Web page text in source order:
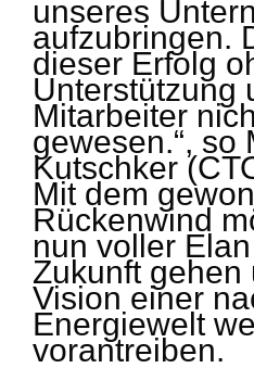
unseres
aufzubringen.
dieser Erfolg
Unterstützung
Mitarbeiter
gewesen.“, so
Kutschker
Mit dem
Rückenwind
nun voller
Zukunft gehen
Vision einer
Energiewelt
vorantreiben.